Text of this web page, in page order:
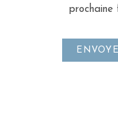
prochaine